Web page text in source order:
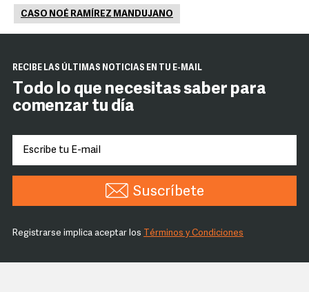
CASO NOÉ RAMÍREZ MANDUJANO
RECIBE LAS ÚLTIMAS NOTICIAS EN TU E-MAIL
Todo lo que necesitas saber para
comenzar tu día
Suscríbete
Registrarse implica aceptar los Términos y Condiciones